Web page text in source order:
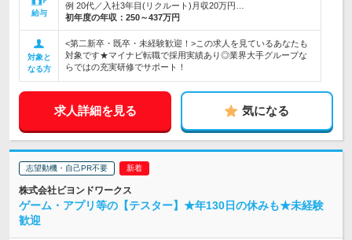
給与
例 20代／入社3年目(リクルート)月収20万円…
初年度の年収： 250～437万円
対象と
なる方
<第二新卒・既卒・未経験歓迎！>この求人を見ているあなたも
対象です★マイナビ転職で採用実績あり◎業界大手グループな
らではの充実研修でサポート！
求人詳細を見る 気になる
志望動機・自己PR不要
株式会社ビヨンドワークス
ゲーム・アプリ等の【テスター】★年130日の休みも★未経験
歓迎